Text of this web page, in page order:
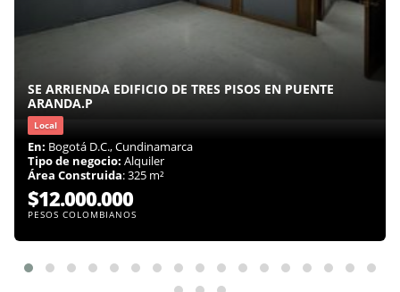
SE ARRIENDA EDIFICIO DE TRES PISOS EN PUENTE
ARANDA.P
Local
En: Bogotá D.C., Cundinamarca
Tipo de negocio: Alquiler
Área Construida: 325 m²
$12.000.000
PESOS COLOMBIANOS